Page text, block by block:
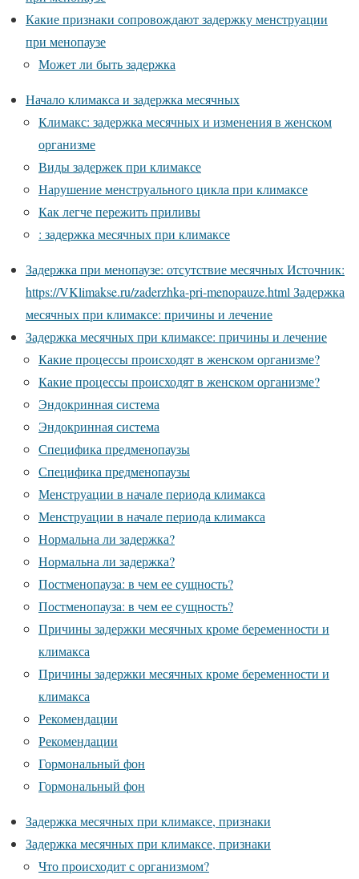
Какие признаки сопровождают задержку менструации
при менопаузе
Может ли быть задержка
Начало климакса и задержка месячных
Климакс: задержка месячных и изменения в женском
организме
Виды задержек при климаксе
Нарушение менструального цикла при климаксе
Как легче пережить приливы
: задержка месячных при климаксе
Задержка при менопаузе: отсутствие месячных Источник:
https://VKlimakse.ru/zaderzhka-pri-menopauze.html Задержка
месячных при климаксе: причины и лечение
Задержка месячных при климаксе: причины и лечение
Какие процессы происходят в женском организме?
Какие процессы происходят в женском организме?
Эндокринная система
Эндокринная система
Специфика предменопаузы
Специфика предменопаузы
Менструации в начале периода климакса
Менструации в начале периода климакса
Нормальна ли задержка?
Нормальна ли задержка?
Постменопауза: в чем ее сущность?
Постменопауза: в чем ее сущность?
Причины задержки месячных кроме беременности и
климакса
Причины задержки месячных кроме беременности и
климакса
Рекомендации
Рекомендации
Гормональный фон
Гормональный фон
Задержка месячных при климаксе, признаки
Задержка месячных при климаксе, признаки
Что происходит с организмом?